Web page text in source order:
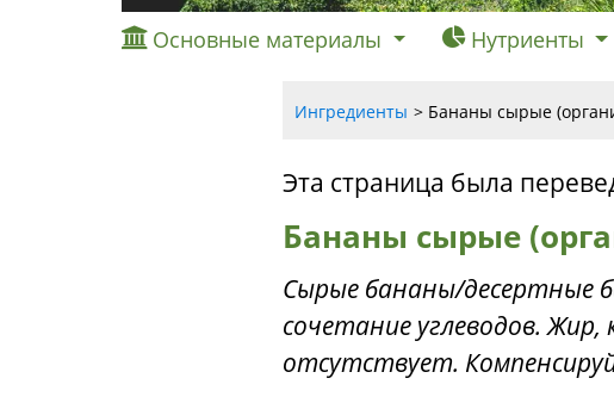
Основные материалы Нутриенты
Ингредиенты Бананы сырые
Эта страница была
Бананы сырые
Сырые бананы/десертные
сочетание углеводов.
отсутствует.